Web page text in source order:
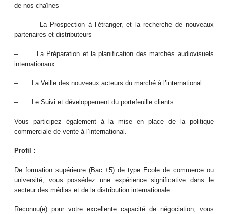
de nos chaînes
– La Prospection à l’étranger, et la recherche de nouveaux
partenaires et distributeurs
– La Préparation et la planification des marchés audiovisuels
internationaux
– La Veille des nouveaux acteurs du marché à l’international
– Le Suivi et développement du portefeuille clients
Vous participez également à la mise en place de la politique
commerciale de vente à l’international.
Profil :
De formation supérieure (Bac +5) de type Ecole de commerce ou
université, vous possédez une expérience significative dans le
secteur des médias et de la distribution internationale.
Reconnu(e) pour votre excellente capacité de négociation, vous